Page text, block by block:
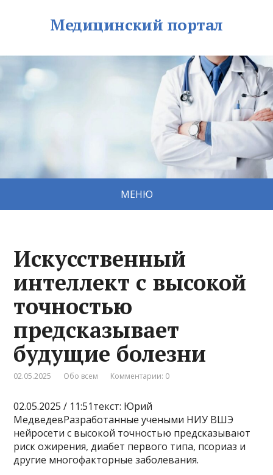
Медицинский портал
МЕНЮ
Искусственный
интеллект с высокой
точностью
предсказывает
будущие болезни
02.05.2025 Обо всем Комментарии: 0
02.05.2025 / 11:51текст: Юрий
МедведевРазработанные учеными НИУ ВШЭ
нейросети с высокой точностью предсказывают
риск ожирения, диабет первого типа, псориаз и
другие многофакторные заболевания.